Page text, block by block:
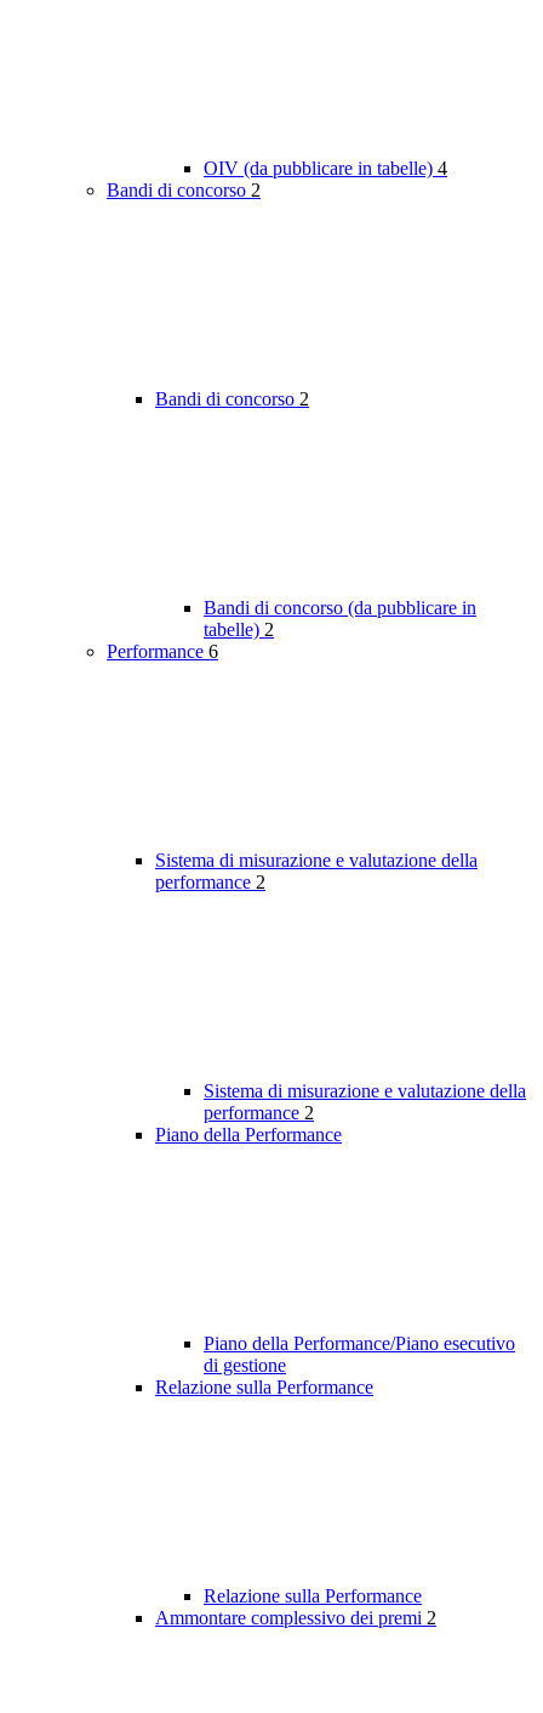
OIV (da pubblicare in tabelle) 4
Bandi di concorso 2
Bandi di concorso 2
Bandi di concorso (da pubblicare in
tabelle) 2
Performance 6
Sistema di misurazione e valutazione della
performance 2
Sistema di misurazione e valutazione della
performance 2
Piano della Performance
Piano della Performance/Piano esecutivo
di gestione
Relazione sulla Performance
Relazione sulla Performance
Ammontare complessivo dei premi 2